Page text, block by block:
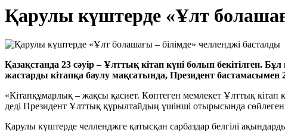
Қарулы күштерде «Ұлт
Қазақстанда 23 сәуір – Ұлттық кітап күні болып бекітілген.
жастарды кітапқа баулу мақсатында, Президент бастамасымен
«Кітапқұмарлық – жақсы қасиет. Көптеген мемлекет Ұлттық кітап
деді Президент Ұлттық құрылтайдың үшінші отырысында сөйлеген
Қарулы күштерде челленджге қатысқан сарбаздар белгілі